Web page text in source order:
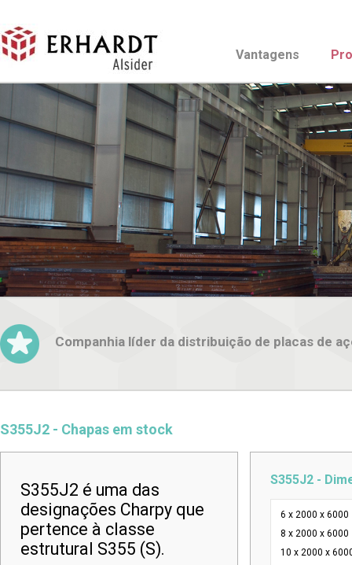
Vantagens
Companhia líder da distribuição de placas de
S355J2 - Chapas em stock
S355J2 é uma das
designações Charpy que
pertence à classe
estrutural S355 (S).
S355J2 -
6 x 2000 x 6000
8 x 2000 x 6000
10 x 2000 x